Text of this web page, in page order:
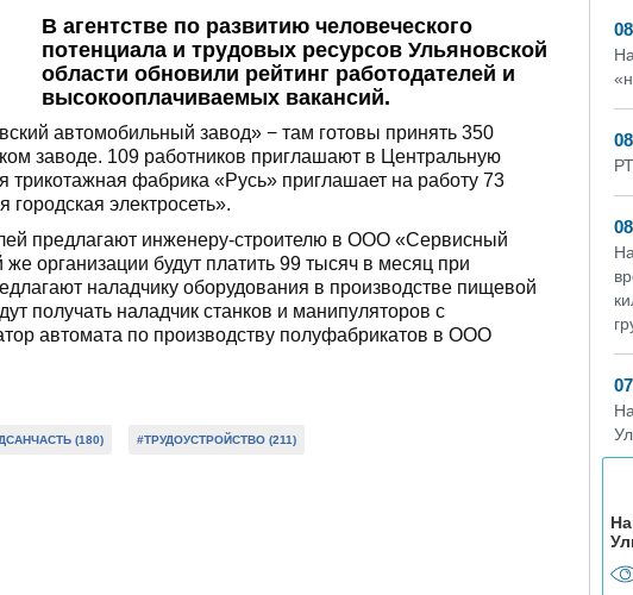
В агентстве по развитию человеческого
потенциала и трудовых ресурсов Ульяновской
области обновили рейтинг работодателей и
высокооплачиваемых вакансий.
автомобильный завод» − там готовы принять 350
заводе. 109 работников приглашают в Центральную
фабрика «Русь» приглашает на работу 73
электросеть».
предлагают инженеру-строителю в ООО «Сервисный
организации будут платить 99 тысяч в месяц при
наладчику оборудования в производстве пищевой
получать наладчик станков и манипуляторов с
автомата по производству полуфабрикатов в ООО
(180) #ТРУДОУСТРОЙСТВО (211)
В